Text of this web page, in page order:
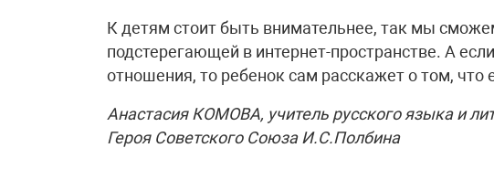
К детям стоит быть внимательнее, так мы
подстерегающей в интернет-пространстве. А
отношения, то ребенок сам расскажет о том, что
Анастасия КОМОВА, учитель русского языка и
Героя Советского Союза И.С.Полбина